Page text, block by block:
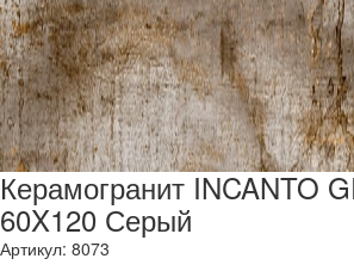
Керамогранит INCANTO
60X120 Серый
Артикул: 8073